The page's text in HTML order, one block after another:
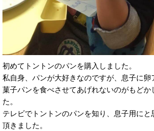
初めてトントンのパンを購入しました。
私自身、パンが大好きなのですが、息子に卵
菓子パンを食べさせてあげれないのがもどか
た。
テレビでトントンのパンを知り、息子用にと
頂きました。